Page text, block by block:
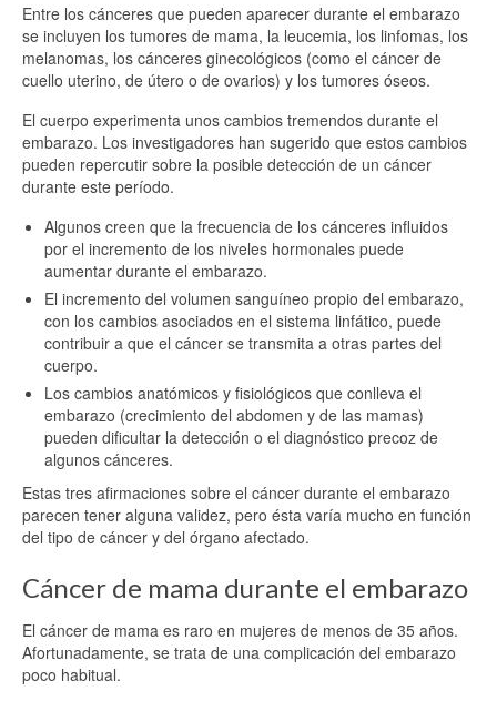
Entre los cánceres que pueden aparecer durante el embarazo
se incluyen los tumores de mama, la leucemia, los linfomas, los
melanomas, los cánceres ginecológicos (como el cáncer de
cuello uterino, de útero o de ovarios) y los tumores óseos.
El cuerpo experimenta unos cambios tremendos durante el
embarazo. Los investigadores han sugerido que estos cambios
pueden repercutir sobre la posible detección de un cáncer
durante este período.
Algunos creen que la frecuencia de los cánceres influidos
por el incremento de los niveles hormonales puede
aumentar durante el embarazo.
El incremento del volumen sanguíneo propio del embarazo,
con los cambios asociados en el sistema linfático, puede
contribuir a que el cáncer se transmita a otras partes del
cuerpo.
Los cambios anatómicos y fisiológicos que conlleva el
embarazo (crecimiento del abdomen y de las mamas)
pueden dificultar la detección o el diagnóstico precoz de
algunos cánceres.
Estas tres afirmaciones sobre el cáncer durante el embarazo
parecen tener alguna validez, pero ésta varía mucho en función
del tipo de cáncer y del órgano afectado.
Cáncer de mama durante el embarazo
El cáncer de mama es raro en mujeres de menos de 35 años.
Afortunadamente, se trata de una complicación del embarazo
poco habitual.